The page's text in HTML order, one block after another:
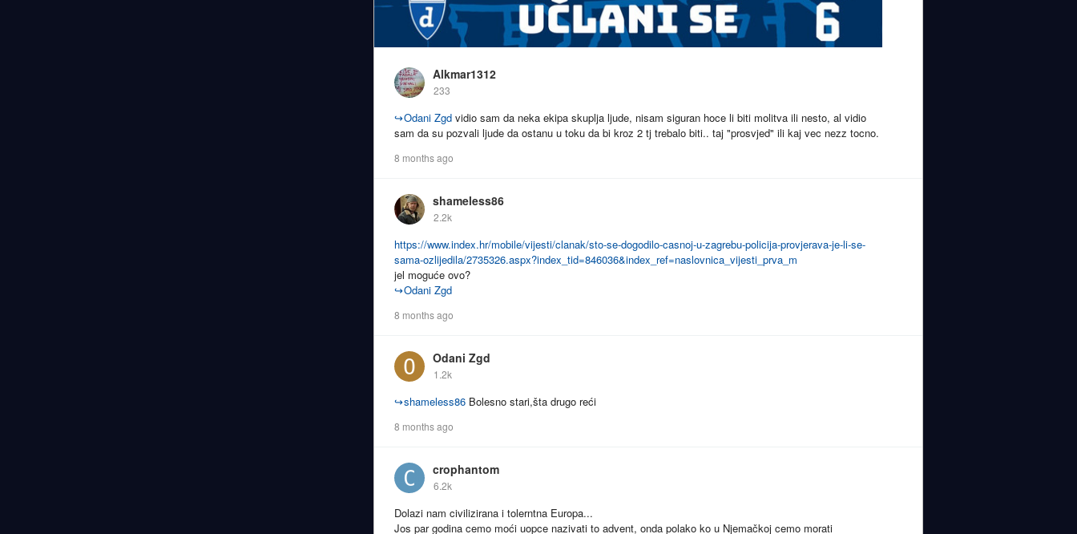
Alkmar1312
233
↪Odani Zgd vidio sam da neka ekipa skuplja ljude, nisam siguran hoce li biti molitva ili nesto, al vidio
sam da su pozvali ljude da ostanu u toku da bi kroz 2 tj trebalo biti.. taj "prosvjed" ili kaj vec nezz tocno.
8 months ago
shameless86
2.2k
https://www.index.hr/mobile/vijesti/clanak/sto-se-dogodilo-casnoj-u-zagrebu-policija-provjerava-je-li-se-
sama-ozlijedila/2735326.aspx?index_tid=846036&index_ref=naslovnica_vijesti_prva_m
jel moguće ovo?
↪Odani Zgd
8 months ago
Odani Zgd
1.2k
↪shameless86 Bolesno stari,šta drugo reći
8 months ago
crophantom
6.2k
Dolazi nam civilizirana i tolerntna Europa...
Jos par godina cemo moći uopce nazivati to advent, onda polako ko u Njemačkoj cemo morati